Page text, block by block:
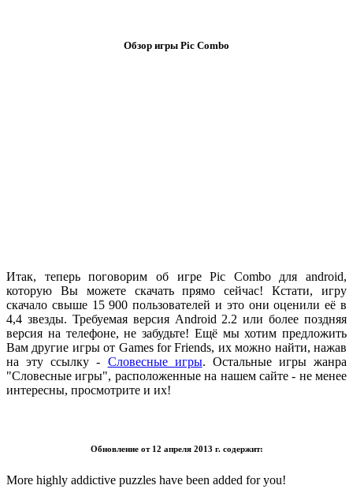
Обзор игры Pic Combo
Итак, теперь поговорим об игре Pic Combo для android,
которую Вы можете скачать прямо сейчас! Кстати, игру
скачало свыше 15 900 пользователей и это они оценили её в
4,4 звезды. Требуемая версия Android 2.2 или более поздняя
версия на телефоне, не забудьте! Ещё мы хотим предложить
Вам другие игры от Games for Friends, их можно найти, нажав
на эту ссылку - Словесные игры. Остальные игры жанра
"Словесные игры", расположенные на нашем сайте - не менее
интересны, просмотрите и их!
Обновление от 12 апреля 2013 г. содержит:
More highly addictive puzzles have been added for you!